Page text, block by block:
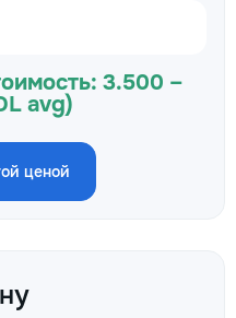
3.500 –
avg)
ценой